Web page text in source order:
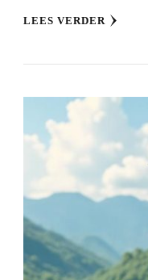
LEES VERDER